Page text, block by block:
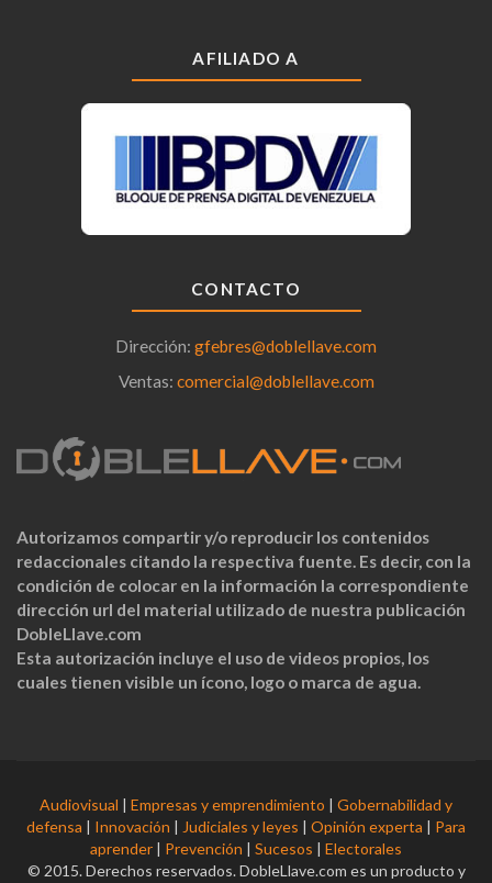
AFILIADO A
CONTACTO
Dirección: gfebres@doblellave.com
Ventas: comercial@doblellave.com
Autorizamos compartir y/o reproducir los contenidos
redaccionales citando la respectiva fuente. Es decir, con la
condición de colocar en la información la correspondiente
dirección url del material utilizado de nuestra publicación
DobleLlave.com
Esta autorización incluye el uso de videos propios, los
cuales tienen visible un ícono, logo o marca de agua.
Audiovisual | Empresas y emprendimiento | Gobernabilidad y
defensa | Innovación | Judiciales y leyes | Opinión experta | Para
aprender | Prevención | Sucesos | Electorales
© 2015. Derechos reservados. DobleLlave.com es un producto y